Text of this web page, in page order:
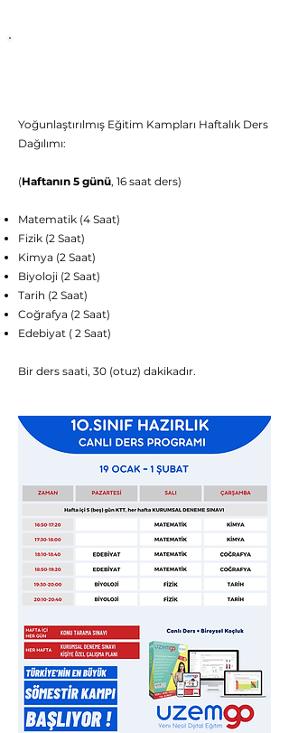
Yoğunlaştırılmış Eğitim Kampları Haftalık Ders
Dağılımı:
(Haftanın 5 günü, 16 saat ders)
Matematik (4 Saat)
Fizik (2 Saat)
Kimya (2 Saat)
Biyoloji (2 Saat)
Tarih (2 Saat)
Coğrafya (2 Saat)
Edebiyat ( 2 Saat)
Bir ders saati, 30 (otuz) dakikadır.